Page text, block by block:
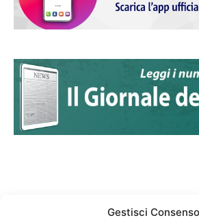
Gestisci Consenso